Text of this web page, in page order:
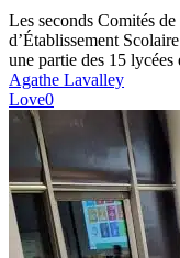
à
l’action
!
Les seconds Comités
d’Établissement
une partie des 15
Agathe Lavalley
Love0